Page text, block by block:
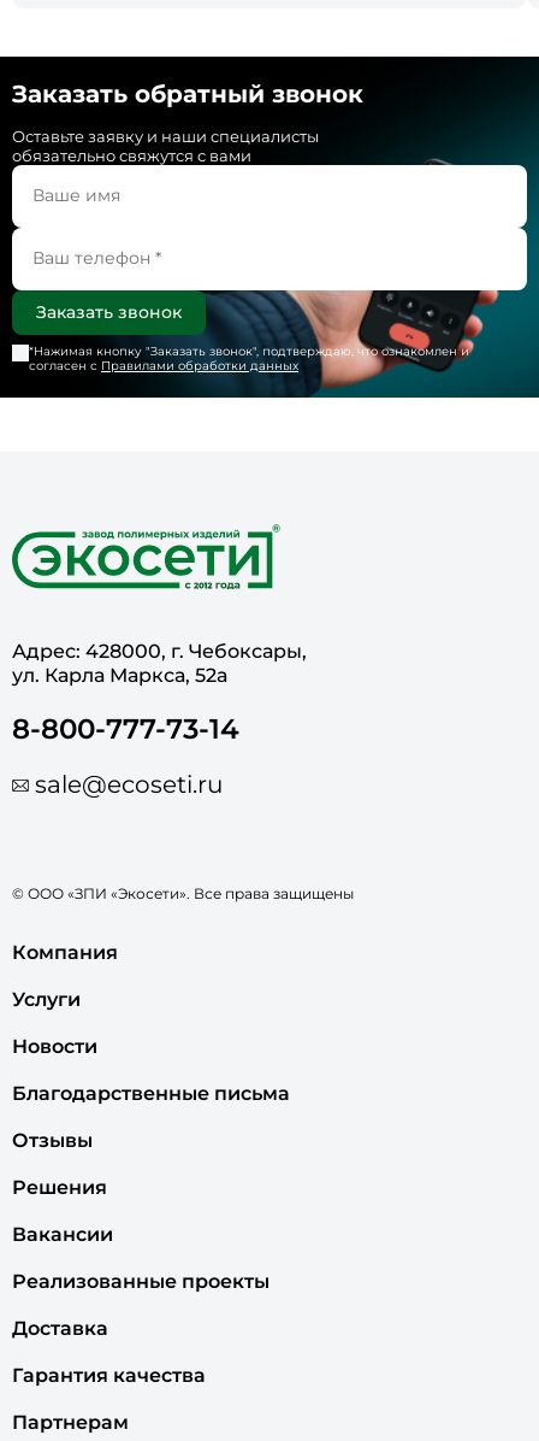
Заказать обратный звонок
Оставьте заявку и наши специалисты
обязательно свяжутся с вами
*Нажимая кнопку "Заказать звонок", подтверждаю, что ознакомлен и
согласен с Правилами обработки данных
Адрес: 428000, г. Чебоксары,
ул. Карла Маркса, 52а
8-800-777-73-14
sale@ecoseti.ru
© ООО «ЗПИ «Экосети». Все права защищены
Компания
Услуги
Новости
Благодарственные письма
Отзывы
Решения
Вакансии
Реализованные проекты
Доставка
Гарантия качества
Партнерам